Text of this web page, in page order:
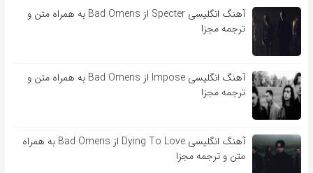
آهنگ انگلیسی Specter از Bad Omens به همراه متن و
ترجمه مجزا
آهنگ انگلیسی Impose از Bad Omens به همراه متن و
ترجمه مجزا
آهنگ انگلیسی Dying To Love از Bad Omens به همراه
متن و ترجمه مجزا